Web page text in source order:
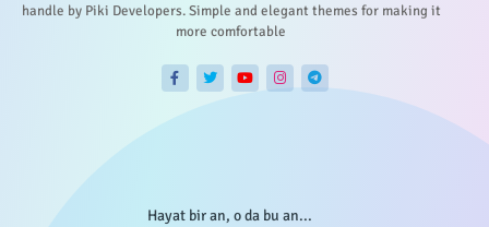
handle by Piki Developers. Simple and elegant themes for making it
more comfortable
Hayat bir an, o da bu an...